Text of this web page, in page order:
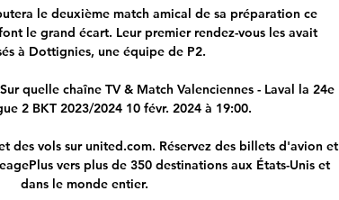
le deuxième match amical de sa préparation ce
le grand écart. Leur premier rendez-vous les avait
à Dottignies, une équipe de P2.
quelle chaîne TV & Match Valenciennes - Laval la 24e
2 BKT 2023/2024 10 févr. 2024 à 19:00.
des vols sur united.com. Réservez des billets d'avion et
vers plus de 350 destinations aux États-Unis et
dans le monde entier.